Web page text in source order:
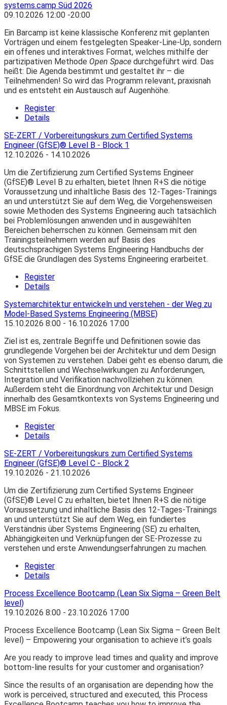
systems.camp Süd 2026
09.10.2026 12:00 -20:00
Ein Barcamp ist keine klassische Konferenz mit geplanten
Vorträgen und einem festgelegten Speaker-Line-Up, sondern
ein offenes und interaktives Format, welches mithilfe der
partizipativen Methode Open Space durchgeführt wird. Das
heißt: Die Agenda bestimmt und gestaltet ihr – die
Teilnehmenden! So wird das Programm relevant, praxisnah
und es entsteht ein Austausch auf Augenhöhe.
Register
Details
SE-ZERT / Vorbereitungskurs zum Certified Systems
Engineer (GfSE)® Level B - Block 1
12.10.2026 - 14.10.2026
Um die Zertifizierung zum Certified Systems Engineer
(GfSE)® Level B zu erhalten, bietet Ihnen R+S die nötige
Voraussetzung und inhaltliche Basis des 12-Tages-Trainings
an und unterstützt Sie auf dem Weg, die Vorgehensweisen
sowie Methoden des Systems Engineering auch tatsächlich
bei Problemlösungen anwenden und in ausgewählten
Bereichen beherrschen zu können. Gemeinsam mit den
Trainingsteilnehmern werden auf Basis des
deutschsprachigen Systems Engineering Handbuchs der
GfSE die Grundlagen des Systems Engineering erarbeitet.
Register
Details
Systemarchitektur entwickeln und verstehen - der Weg zu
Model-Based Systems Engineering (MBSE)
15.10.2026 8:00 - 16.10.2026 17:00
Ziel ist es, zentrale Begriffe und Definitionen sowie das
grundlegende Vorgehen bei der Architektur und dem Design
von Systemen zu verstehen. Dabei geht es ebenso darum, die
Schnittstellen und Wechselwirkungen zu Anforderungen,
Integration und Verifikation nachvollziehen zu können.
Außerdem steht die Einordnung von Architektur und Design
innerhalb des Gesamtkontexts von Systems Engineering und
MBSE im Fokus.
Register
Details
SE-ZERT / Vorbereitungskurs zum Certified Systems
Engineer (GfSE)® Level C - Block 2
19.10.2026 - 21.10.2026
Um die Zertifizierung zum Certified Systems Engineer
(GfSE)® Level C zu erhalten, bietet Ihnen R+S die nötige
Voraussetzung und inhaltliche Basis des 12-Tages-Trainings
an und unterstützt Sie auf dem Weg, ein fundiertes
Verständnis über Systems Engineering (SE) zu erhalten,
Abhängigkeiten und Verknüpfungen der SE-Prozesse zu
verstehen und erste Anwendungserfahrungen zu machen.
Register
Details
Process Excellence Bootcamp (Lean Six Sigma – Green Belt
level)
19.10.2026 8:00 - 23.10.2026 17:00
Process Excellence Bootcamp (Lean Six Sigma – Green Belt
level) – Empowering your organisation to achieve it’s goals
Are you ready to improve lead times and quality and improve
bottom-line results for your customer and organisation?
Since the results of an organisation are depending how the
work is perceived, structured and executed, this Process